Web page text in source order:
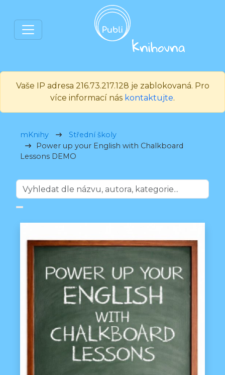
Vaše IP adresa 216.73.217.128 je zablokovaná. Pro
více informací nás kontaktujte.
mKnihy
Střední školy
Power up your English with Chalkboard
Lessons DEMO